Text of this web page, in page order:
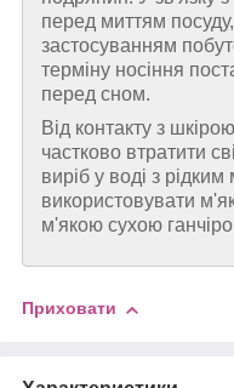
перед миттям
застосуванням
терміну носіння
перед сном.
Від контакту з
частково втратити
виріб у воді з
використовувати
м'якою сухою
Приховати